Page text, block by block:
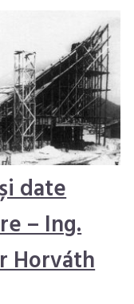
date
– Ing.
Horváth